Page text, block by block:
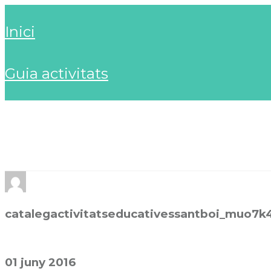
inici
guia activitats
01 juny 2016